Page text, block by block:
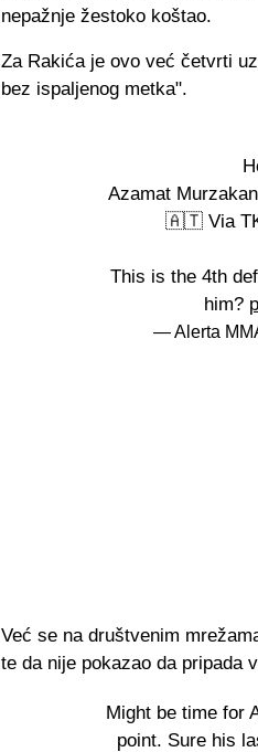
nepažnje žestoko koštao.
Za Rakića je ovo već četvrti
bez ispaljenog metka".
Azamat
🇦🇹 Via
This is the 4th
him?
— Alerta
Već se na društvenim
te da nije pokazao da pripada
Might be time for
point. Sure his